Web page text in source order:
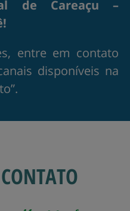
de Careaçu –
entre em contato
disponíveis na